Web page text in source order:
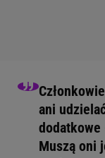
ani
Muszą oni